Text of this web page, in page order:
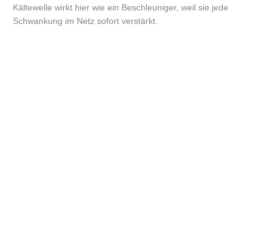
Kältewelle wirkt hier wie ein Beschleuniger, weil sie jede
Schwankung im Netz sofort verstärkt.